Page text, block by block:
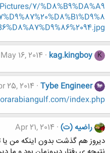
7/%D8%B9%DA%A9
K
kag.kingboy
May 16, 2014
Tybe Engineer
25, 2014
index.php
راضیه (ت) Apr 21, 2014
دیروز هم گذشت بدون اینکه من یا